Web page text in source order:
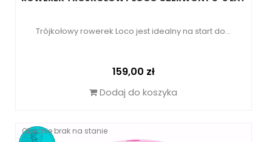
Trójkołowy rowerek Loco jest idealny na start do...
Cena
159,00 zł
Dodaj do koszyka
Obecnie brak na stanie